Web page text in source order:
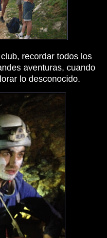
recordar todos los
aventuras, cuando
lo desconocido.